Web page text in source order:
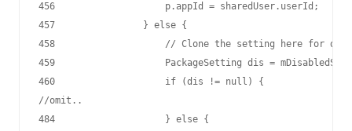
456                    p.appId = sharedUser.userId;
457                } else {
458                    // Clone the setting here for
459                    PackageSetting dis =
460                    if (dis != null) {
//omit..
484                    } else {